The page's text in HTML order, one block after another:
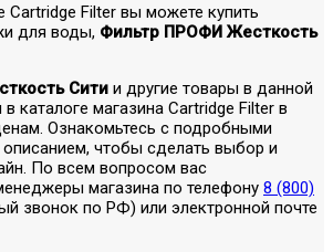
Cartridge Filter вы можете купить
для воды, Фильтр ПРОФИ Жесткость
Сити и другие товары в данной
каталоге магазина Cartridge Filter в
Ознакомьтесь с подробными
описанием, чтобы сделать выбор и
По всем вопросом вас
магазина по телефону 8 (800)
звонок по РФ) или электронной почте